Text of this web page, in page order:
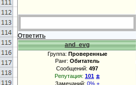
Ответить
and_evg
Группа: Проверенные
Ранг: Обитатель
Сообщений: 497
Репутация: 101 ±
Замечаний: 0% ±